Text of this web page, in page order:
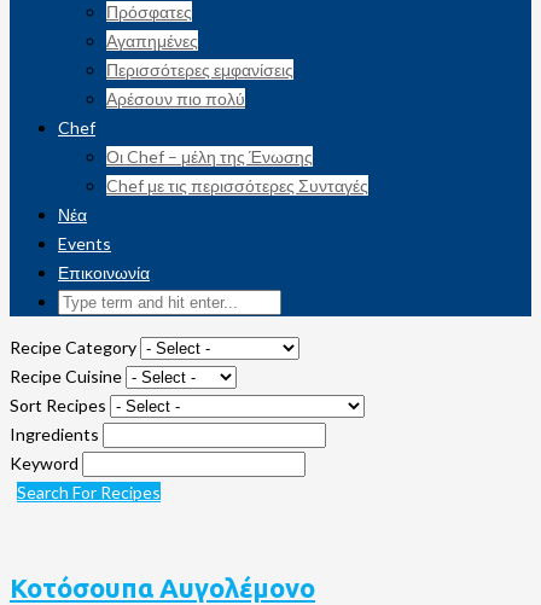
Πρόσφατες
Αγαπημένες
Περισσότερες εμφανίσεις
Αρέσουν πιο πολύ
Chef
Οι Chef – μέλη της Ένωσης
Chef με τις περισσότερες Συνταγές
Νέα
Events
Επικοινωνία
Recipe Category
Recipe Cuisine
Sort Recipes
Ingredients
Keyword
Search For Recipes
Κοτόσουπα Αυγολέμονο